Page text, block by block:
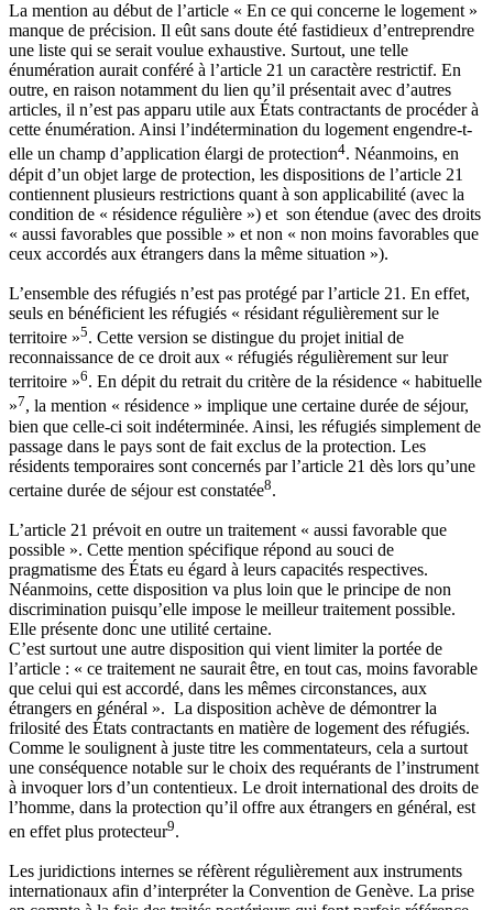
La mention au début de l’article « En ce qui concerne le logement »
manque de précision. Il eût sans doute été fastidieux d’entreprendre
une liste qui se serait voulue exhaustive. Surtout, une telle
énumération aurait conféré à l’article 21 un caractère restrictif. En
outre, en raison notamment du lien qu’il présentait avec d’autres
articles, il n’est pas apparu utile aux États contractants de procéder à
cette énumération. Ainsi l’indétermination du logement engendre-t-
elle un champ d’application élargi de protection4. Néanmoins, en
dépit d’un objet large de protection, les dispositions de l’article 21
contiennent plusieurs restrictions quant à son applicabilité (avec la
condition de « résidence régulière ») et son étendue (avec des droits
« aussi favorables que possible » et non « non moins favorables que
ceux accordés aux étrangers dans la même situation »).
L’ensemble des réfugiés n’est pas protégé par l’article 21. En effet,
seuls en bénéficient les réfugiés « résidant régulièrement sur le
territoire »5. Cette version se distingue du projet initial de
reconnaissance de ce droit aux « réfugiés régulièrement sur leur
territoire »6. En dépit du retrait du critère de la résidence « habituelle
»7, la mention « résidence » implique une certaine durée de séjour,
bien que celle-ci soit indéterminée. Ainsi, les réfugiés simplement de
passage dans le pays sont de fait exclus de la protection. Les
résidents temporaires sont concernés par l’article 21 dès lors qu’une
certaine durée de séjour est constatée8.
L’article 21 prévoit en outre un traitement « aussi favorable que
possible ». Cette mention spécifique répond au souci de
pragmatisme des États eu égard à leurs capacités respectives.
Néanmoins, cette disposition va plus loin que le principe de non
discrimination puisqu’elle impose le meilleur traitement possible.
Elle présente donc une utilité certaine.
C’est surtout une autre disposition qui vient limiter la portée de
l’article : « ce traitement ne saurait être, en tout cas, moins favorable
que celui qui est accordé, dans les mêmes circonstances, aux
étrangers en général ». La disposition achève de démontrer la
frilosité des États contractants en matière de logement des réfugiés.
Comme le soulignent à juste titre les commentateurs, cela a surtout
une conséquence notable sur le choix des requérants de l’instrument
à invoquer lors d’un contentieux. Le droit international des droits de
l’homme, dans la protection qu’il offre aux étrangers en général, est
en effet plus protecteur9.
Les juridictions internes se réfèrent régulièrement aux instruments
internationaux afin d’interpréter la Convention de Genève. La prise